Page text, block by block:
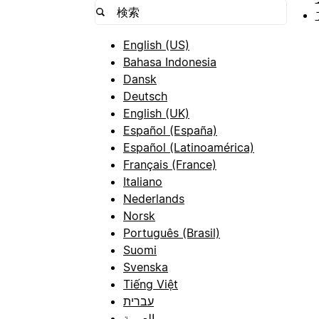
English (US)
Bahasa Indonesia
Dansk
Deutsch
English (UK)
Español (España)
Español (Latinoamérica)
Français (France)
Italiano
Nederlands
Norsk
Português (Brasil)
Suomi
Svenska
Tiếng Việt
עברית